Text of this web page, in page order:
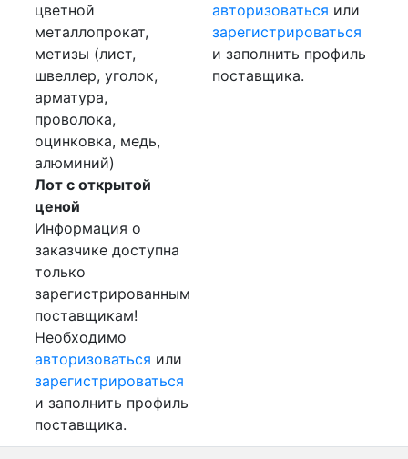
цветной
металлопрокат,
метизы (лист,
швеллер, уголок,
арматура,
проволока,
оцинковка, медь,
алюминий)
Лот с открытой
ценой
Информация о
заказчике доступна
только
зарегистрированным
поставщикам!
Необходимо
авторизоваться или
зарегистрироваться
и заполнить профиль
поставщика.
авторизоваться или
зарегистрироваться
и заполнить профиль
поставщика.